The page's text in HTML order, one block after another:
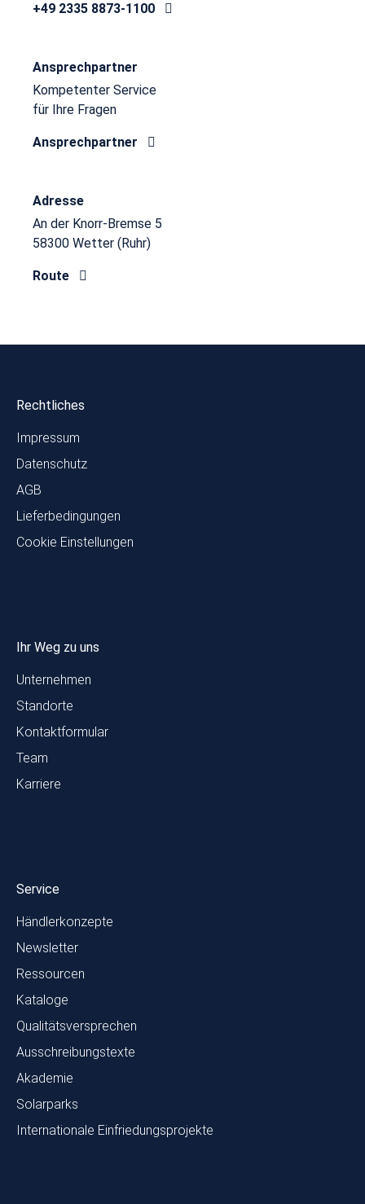
+49 2335 8873-1100
Ansprechpartner
Kompetenter Service
für Ihre Fragen
Ansprechpartner
Adresse
An der Knorr-Bremse 5
58300 Wetter (Ruhr)
Route
Rechtliches
Impressum
Datenschutz
AGB
Lieferbedingungen
Cookie Einstellungen
Ihr Weg zu uns
Unternehmen
Standorte
Kontaktformular
Team
Karriere
Service
Händlerkonzepte
Newsletter
Ressourcen
Kataloge
Qualitätsversprechen
Ausschreibungstexte
Akademie
Solarparks
Internationale Einfriedungsprojekte